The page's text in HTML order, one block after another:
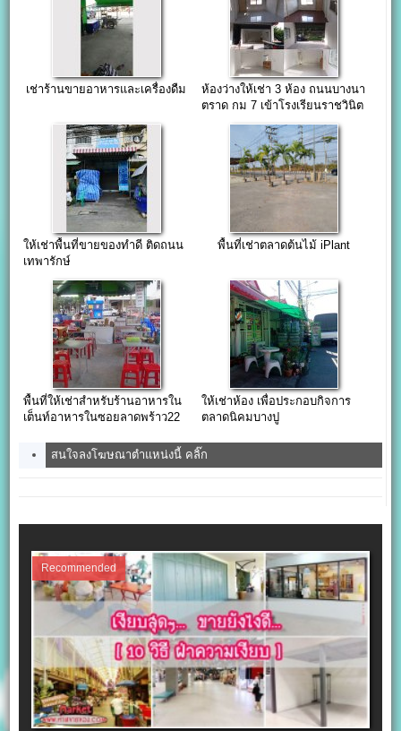
เช่าร้านขายอาหารและเครื่องดืม
ห้องว่างให้เช่า 3 ห้อง ถนนบางนา
ตราด กม 7 เข้าโรงเรียนราชวินิต
บางแก้ว สถานที่เหมาะแก่การ
เปิดติวเตอร์สอน
ให้เช่าพื้นที่ขายของทำดี ติดถนน
เทพารักษ์
พื้นที่เช่าตลาดต้นไม้ iPlant
พื้นที่ให้เช่าสำหรับร้านอาหารใน
เต็นท์อาหารในซอยลาดพร้าว22
ให้เช่าห้อง เพื่อประกอบกิจการ
ตลาดนิคมบางปู
สนใจลงโฆษณาตำแหน่งนี้ คลิ๊ก
Recommended